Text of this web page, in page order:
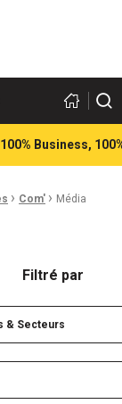
Business,
› Com' › Média
Filtré par
& Secteurs